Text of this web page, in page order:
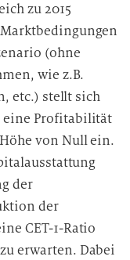
zu 2015
(ohne
wie z.B.
etc.) stellt sich
eine Profitabilität
von Null ein.
der
der
CET-1-Ratio
erwarten. Dabei